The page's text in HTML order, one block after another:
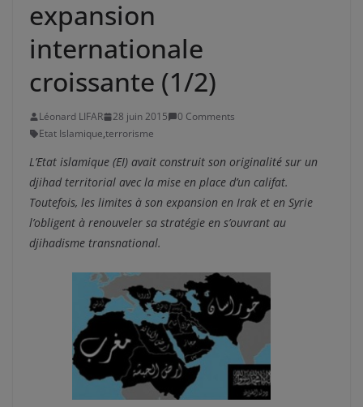
expansion
internationale
croissante (1/2)
Léonard LIFAR 28 juin 2015
0 Comments
Etat Islamique,terrorisme
L’Etat islamique (EI) avait construit son originalité sur un
djihad territorial avec la mise en place d’un califat.
Toutefois, les limites à son expansion en Irak et en Syrie
l’obligent à renouveler sa stratégie en s’ouvrant au
djihadisme transnational.